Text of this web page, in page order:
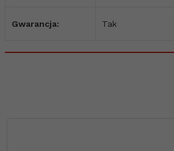
Gwarancja: Tak